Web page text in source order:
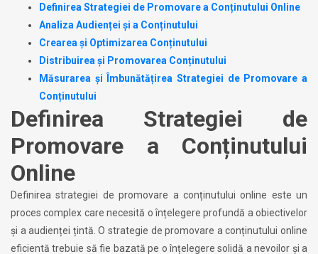
Definirea Strategiei de Promovare a Conținutului Online
Analiza Audienței și a Conținutului
Crearea și Optimizarea Conținutului
Distribuirea și Promovarea Conținutului
Măsurarea și Îmbunătățirea Strategiei de Promovare a
Conținutului
Definirea Strategiei de
Promovare a Conținutului
Online
Definirea strategiei de promovare a conținutului online este un
proces complex care necesită o înțelegere profundă a obiectivelor
și a audienței țintă. O strategie de promovare a conținutului online
eficientă trebuie să fie bazată pe o înțelegere solidă a nevoilor și a